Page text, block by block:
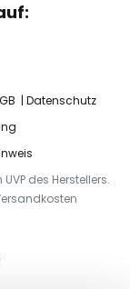
Datenschutz
des Herstellers.